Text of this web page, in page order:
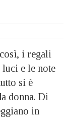
i regali
e le note
si è
donna. Di
in